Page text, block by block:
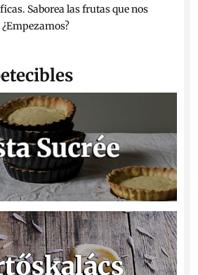
Saborea las frutas que nos